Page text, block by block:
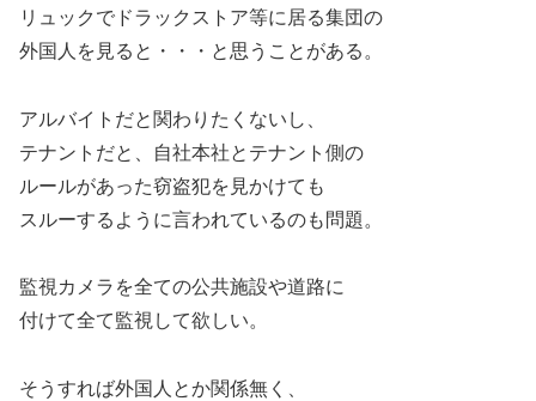
リュックでドラックストア等に居る集団の
外国人を見ると・・・と思うことがある。
アルバイトだと関わりたくないし、
テナントだと、自社本社とテナント側の
ルールがあった窃盗犯を見かけても
スルーするように言われているのも問題。
監視カメラを全ての公共施設や道路に
付けて全て監視して欲しい。
そうすれば外国人とか関係無く、